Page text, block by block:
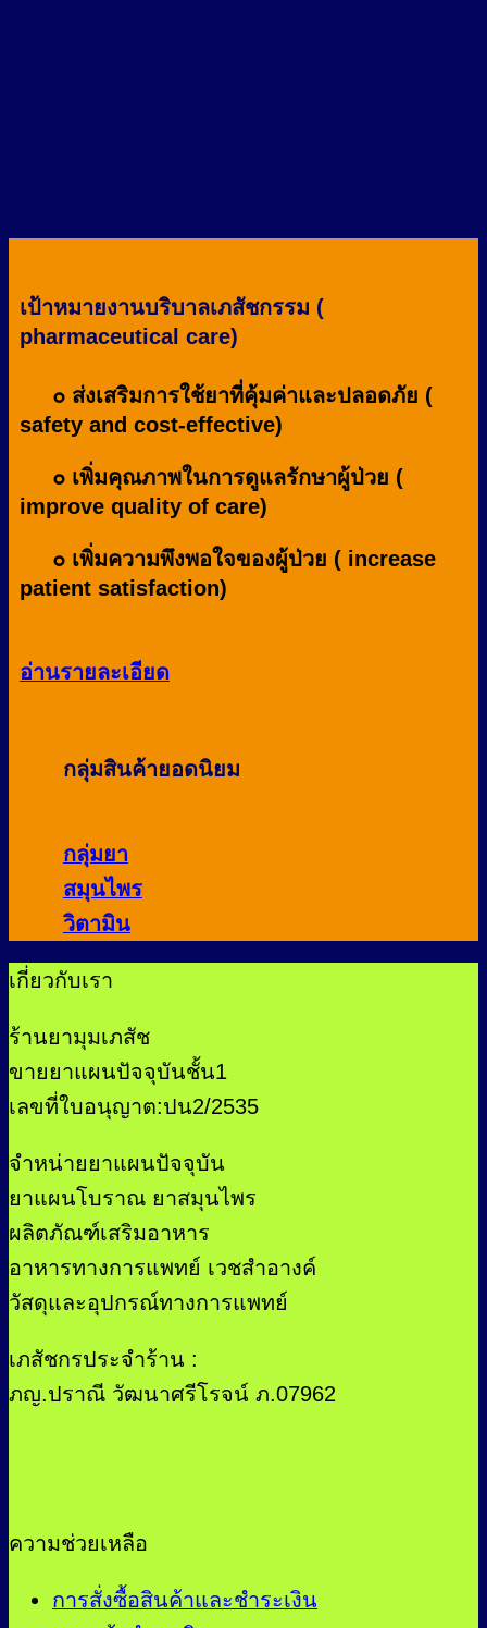
เป้าหมายงานบริบาลเภสัชกรรม (
pharmaceutical care)
๐ ส่งเสริมการใช้ยาที่คุ้มค่าและปลอดภัย (
safety and cost-effective)
๐ เพิ่มคุณภาพในการดูแลรักษาผู้ป่วย (
improve quality of care)
๐ เพิ่มความพึงพอใจของผู้ป่วย ( increase
patient satisfaction)
อ่านรายละเอียด
กลุ่มสินค้ายอดนิยม
กลุ่มยา
สมุนไพร
วิตามิน
เกี่ยวกับเรา
ร้านยามุมเภสัช
ขายยาแผนปัจจุบันชั้น1
เลขที่ใบอนุญาต:ปน2/2535
จำหน่ายยาแผนปัจจุบัน
ยาแผนโบราณ ยาสมุนไพร
ผลิตภัณฑ์เสริมอาหาร
อาหารทางการแพทย์ เวชสำอางค์
วัสดุและอุปกรณ์ทางการแพทย์
เภสัชกรประจำร้าน :
ภญ.ปราณี วัฒนาศรีโรจน์ ภ.07962
ความช่วยเหลือ
การสั่งซื้อสินค้าและชำระเงิน